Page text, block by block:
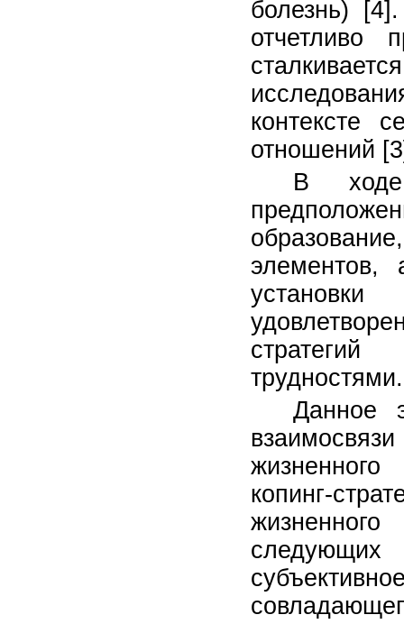
болезнь)
отчетливо
контексте
отношений
В ходе
элементов,
трудностями.
Данное
копинг-
следующих